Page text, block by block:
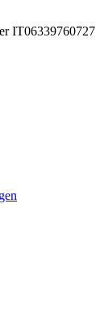
IT06339760727